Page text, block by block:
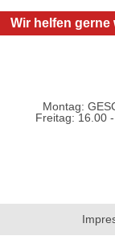
Wir helfen gerne
Montag:
Freitag: 16.00